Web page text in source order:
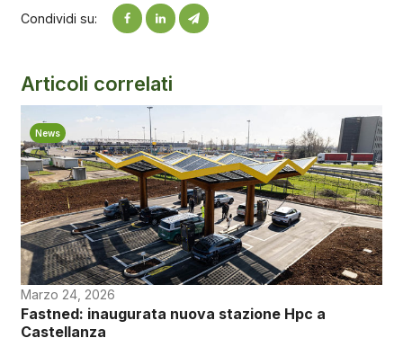
Condividi su:
Articoli correlati
News
Marzo 24, 2026
Fastned: inaugurata nuova stazione Hpc a
Castellanza